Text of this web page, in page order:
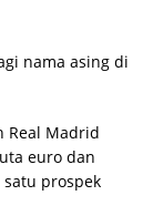
nama asing di
Real Madrid
euro dan
prospek